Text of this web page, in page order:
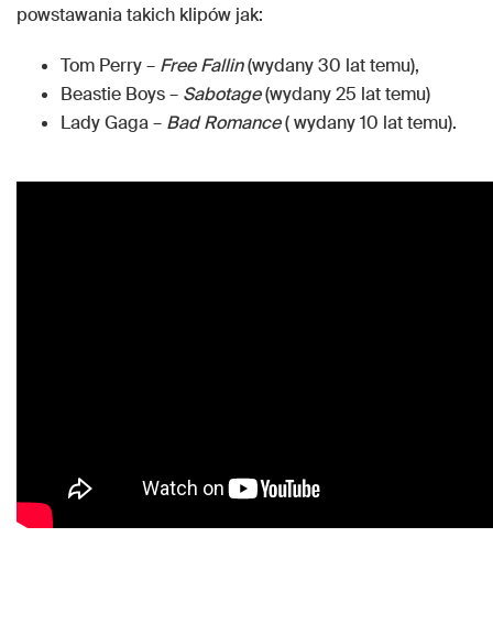
powstawania takich klipów jak:
Tom Perry – Free Fallin(wydany 30 lat temu),
Beastie Boys – Sabotage(wydany 25 lat temu)
Lady Gaga – Bad Romance( wydany 10 lat temu).